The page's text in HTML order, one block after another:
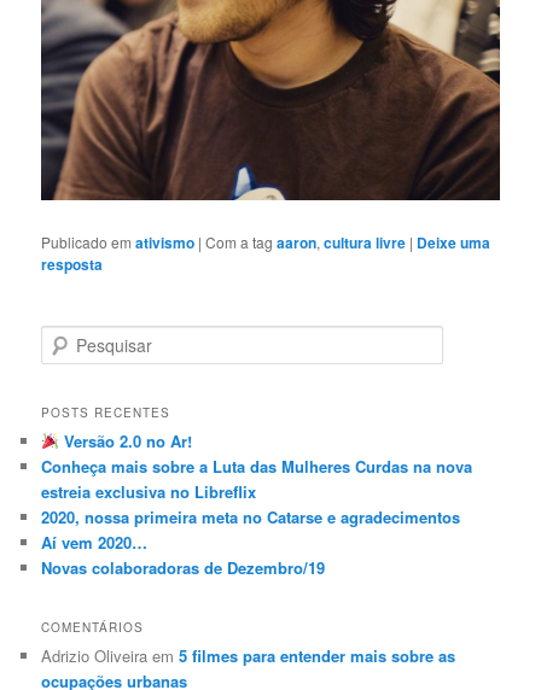
Publicado em ativismo |Com a tagaaron,cultura livre | Deixe uma
resposta
e
q
u
i
s
a
r
POSTS RECENTES
Versão 2.0 no Ar!
Conheça mais sobre a Luta das Mulheres Curdas na nova
estreia exclusiva no Libreflix
2020, nossa primeira meta no Catarse e agradecimentos
Aí vem 2020…
Novas colaboradoras de Dezembro/19
COMENTÁRIOS
Adrizio Oliveira em5 filmes para entender mais sobre as
ocupações urbanas